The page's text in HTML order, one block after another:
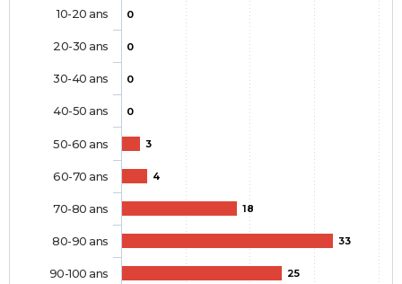
0
0
0
0
3
4
18
33
25
10-20 ans
20-30 ans
30-40 ans
40-50 ans
50-60 ans
60-70 ans
70-80 ans
80-90 ans
90-100 ans